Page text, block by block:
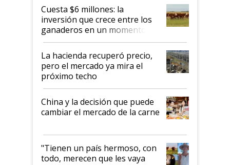
Cuesta $6 millones: la
inversión que crece entre los
ganaderos en un momento
histórico para la actividad
La hacienda recuperó precio,
pero el mercado ya mira el
próximo techo
China y la decisión que puede
cambiar el mercado de la carne
"Tienen un país hermoso, con
todo, merecen que les vaya